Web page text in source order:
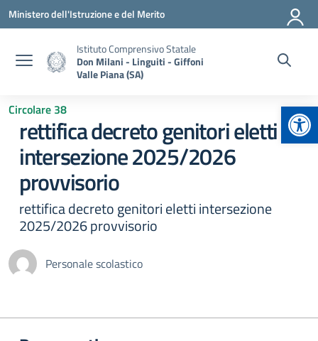
Vai ai contenuti
Vai al menu di navigazione
Vai al footer
Ministero dell'Istruzione e del Merito
Istituto Comprensivo Statale
Don Milani - Linguiti - Giffoni
Valle Piana (SA)
Circolare 38
rettifica decreto genitori eletti
intersezione 2025/2026
provvisorio
rettifica decreto genitori eletti intersezione
2025/2026 provvisorio
Personale scolastico